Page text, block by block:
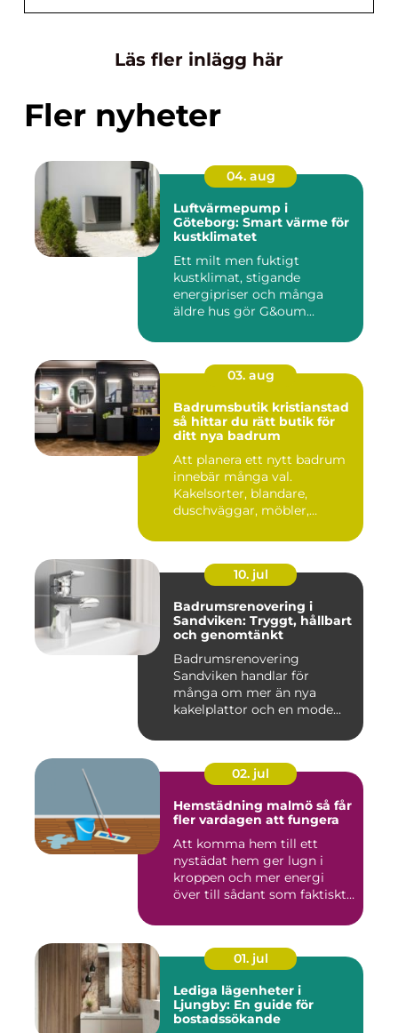
Läs fler inlägg här
Fler nyheter
04. aug
Luftvärmepump i
Göteborg: Smart värme för
kustklimatet
Ett milt men fuktigt
kustklimat, stigande
energipriser och många
äldre hus gör G&oum...
03. aug
Badrumsbutik kristianstad
så hittar du rätt butik för
ditt nya badrum
Att planera ett nytt badrum
innebär många val.
Kakelsorter, blandare,
duschväggar, möbler,
10. jul
Badrumsrenovering i
Sandviken: Tryggt, hållbart
och genomtänkt
Badrumsrenovering
Sandviken handlar för
många om mer än nya
kakelplattor och en mode...
02. jul
Hemstädning malmö så får
fler vardagen att fungera
Att komma hem till ett
nystädat hem ger lugn i
kroppen och mer energi
över till sådant som faktiskt
01. jul
Lediga lägenheter i
Ljungby: En guide för
bostadssökande